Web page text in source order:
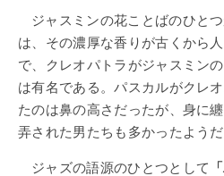
ジャスミンの花ことばのひと
は、その濃厚な香りが古くから
で、クレオパトラがジャスミン
は有名である。パスカルがクレ
たのは鼻の高さだったが、身に
弄された男たちも多かったようだ
ジャズの語源のひとつとして